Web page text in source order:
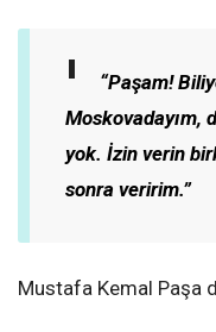
“Paşam!
Moskovadayım,
yok. İzin verin
sonra veririm.”
Mustafa Kemal Paşa